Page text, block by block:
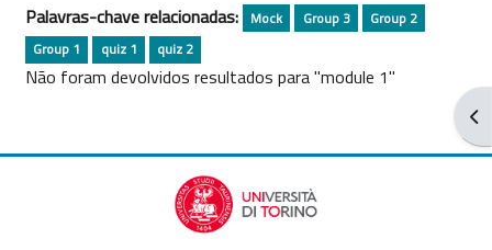
Palavras-chave relacionadas: Mock Group 3
Group 2
Group 1
quiz 1 quiz 2
Não foram devolvidos resultados para "module 1"